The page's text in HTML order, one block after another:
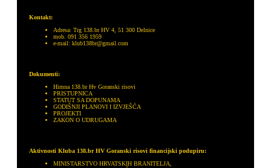
Kontakt:
Adresa: Trg 138.br HV 4, 51 300 Delnice
mob. 091 356 1959
e-mail: klub138br@gmail.com
Dokumenti:
Himna 138.br Hv Goranski risovi
PRISTUPNICA
STATUT SA DOPUNAMA
GODIŠNJI PLANOVI I IZVJEŠĆA
PROJEKTI
ZAKON O UDRUGAMA
Aktivnosti Kluba 138.br HV Goranski risovi financijski podupiru:
MINISTARSTVO HRVATSKIH BRANITELJA,